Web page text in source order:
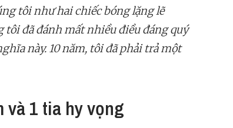
tôi như hai chiếc bóng lặng lẽ
tôi đã đánh mất nhiều điều đáng quý
này. 10 năm, tôi đã phải trả một
và 1 tia hy vọng